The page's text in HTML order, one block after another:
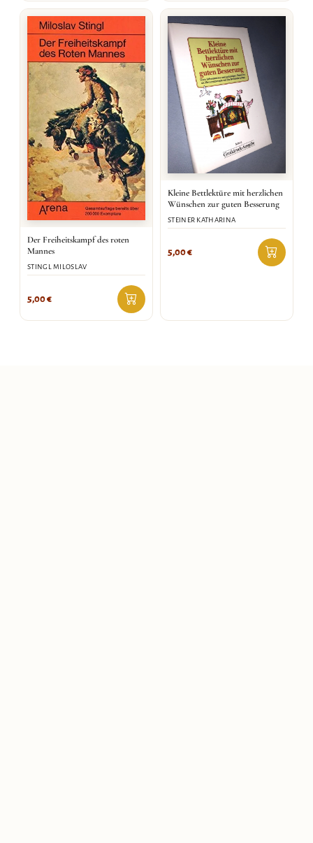
Der Freiheitskampf des roten
Mannes
STINGL MILOSLAV
5,00€
Kleine Bettlektüre mit herzlichen
Wünschen zur guten Besserung
STEINER KATHARINA
5,00€